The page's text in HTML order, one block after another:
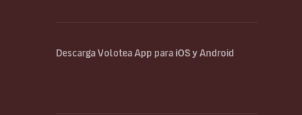
Descarga Volotea App para iOS y Android